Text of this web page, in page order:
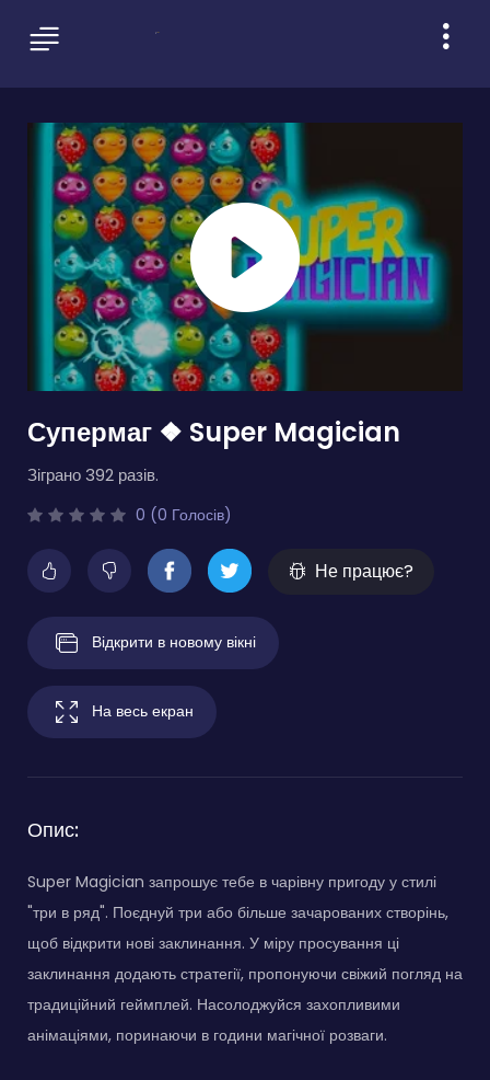
Супермаг ❖ Super Magician
Зіграно 392 разів.
0 (0 Голосів)
Не працює?
Відкрити в новому вікні
На весь екран
Опис:
Super Magician запрошує тебе в чарівну пригоду у стилі
"три в ряд". Поєднуй три або більше зачарованих створінь,
щоб відкрити нові заклинання. У міру просування ці
заклинання додають стратегії, пропонуючи свіжий погляд на
традиційний геймплей. Насолоджуйся захопливими
анімаціями, поринаючи в години магічної розваги.